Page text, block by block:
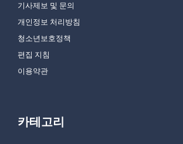
기사제보 및 문의
개인정보 처리방침
청소년보호정책
편집 지침
이용약관
카테고리